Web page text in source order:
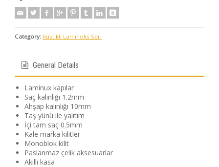
Category: Rustikli Laminoks Seri
General Details
Laminux kapılar
Saç kalınlığı 1.2mm
Ahşap kalınlığı 10mm
Taş yünü ile yalıtım
İçi tam saç 0.5mm
Kale marka kilitler
Monoblok kilit
Paslanmaz çelik aksesuarlar
Akıllı kasa